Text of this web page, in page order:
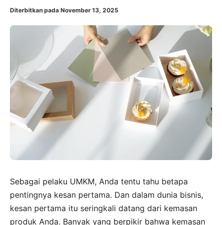
Diterbitkan pada November 13, 2025
Sebagai pelaku UMKM, Anda tentu tahu betapa
pentingnya kesan pertama. Dan dalam dunia bisnis,
kesan pertama itu seringkali datang dari kemasan
produk Anda. Banyak yang berpikir bahwa kemasan